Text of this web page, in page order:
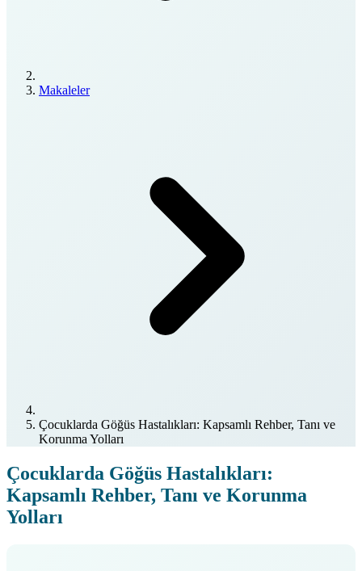
Makaleler
Çocuklarda Göğüs Hastalıkları: Kapsamlı Rehber, Tanı ve
Korunma Yolları
Çocuklarda Göğüs Hastalıkları:
Kapsamlı Rehber, Tanı ve Korunma
Yolları